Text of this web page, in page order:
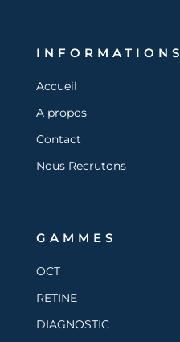
INFORMATIONS
Accueil
A propos
Contact
Nous Recrutons
GAMMES
OCT
RETINE
DIAGNOSTIC